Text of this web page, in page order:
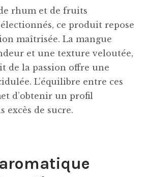
rhum et de fruits
ce produit repose
maîtrisée. La mangue
et une texture veloutée,
de la passion offre une
L’équilibre entre ces
d’obtenir un profil
excès de sucre.